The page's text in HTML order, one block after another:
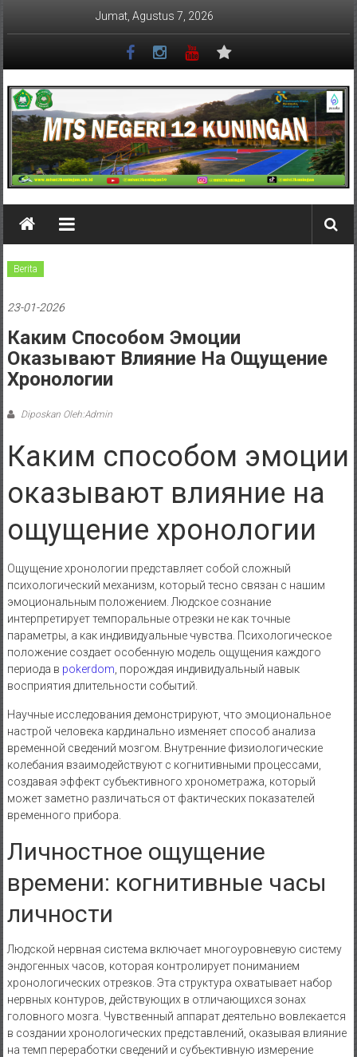
Jumat, Agustus 7, 2026
MTSN
12
KUNINGAN
Berita
23-01-2026
Каким Способом Эмоции
Оказывают Влияние На Ощущение
Хронологии
Diposkan Oleh:Admin
Каким способом эмоции
оказывают влияние на
ощущение хронологии
Ощущение хронологии представляет собой сложный
психологический механизм, который тесно связан с нашим
эмоциональным положением. Людское сознание
интерпретирует темпоральные отрезки не как точные
параметры, а как индивидуальные чувства. Психологическое
положение создает особенную модель ощущения каждого
периода в pokerdom , порождая индивидуальный навык
восприятия длительности событий.
Научные исследования демонстрируют, что эмоциональное
настрой человека кардинально изменяет способ анализа
временной сведений мозгом. Внутренние физиологические
колебания взаимодействуют с когнитивными процессами,
создавая эффект субъективного хронометража, который
может заметно различаться от фактических показателей
временного прибора.
Личностное ощущение
времени: когнитивные часы
личности
Людской нервная система включает многоуровневую систему
эндогенных часов, которая контролирует пониманием
хронологических отрезков. Эта структура охватывает набор
нервных контуров, действующих в отличающихся зонах
головного мозга. Чувственный аппарат деятельно вовлекается
в создании хронологических представлений, оказывая влияние
на темп переработки сведений и субъективную измерение